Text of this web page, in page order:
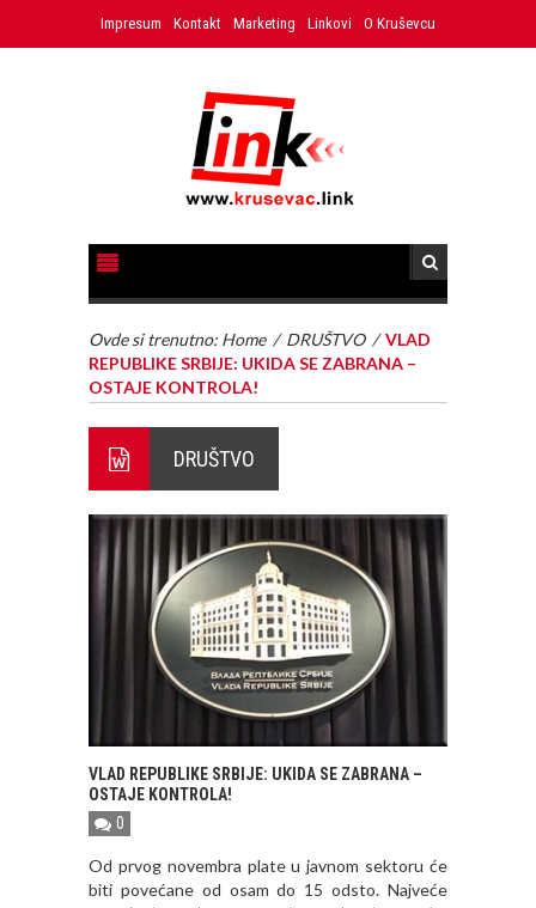
Impresum Kontakt Marketing Linkovi O Kruševcu
Ovde si trenutno: Home / DRUŠTVO /VLAD
REPUBLIKE SRBIJE: UKIDA SE ZABRANA –
OSTAJE KONTROLA!
DRUŠTVO
VLAD REPUBLIKE SRBIJE: UKIDA SE ZABRANA –
OSTAJE KONTROLA!
0
Od prvog novembra plate u javnom sektoru će
biti povećane od osam do 15 odsto. Najveće